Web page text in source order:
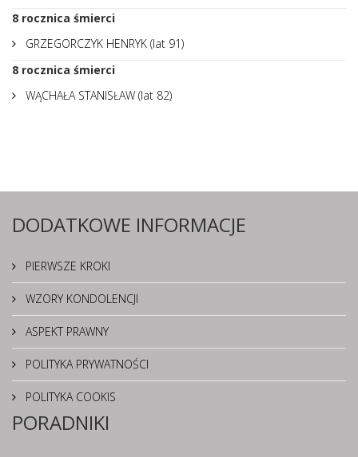
8 rocznica śmierci
GRZEGORCZYK HENRYK (lat 91)
8 rocznica śmierci
WĄCHAŁA STANISŁAW (lat 82)
DODATKOWE INFORMACJE
PIERWSZE KROKI
WZORY KONDOLENCJI
ASPEKT PRAWNY
POLITYKA PRYWATNOŚCI
POLITYKA COOKIS
PORADNIKI